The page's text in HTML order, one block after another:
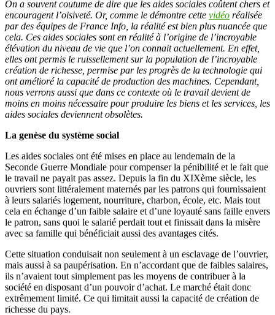
On a souvent coutume de dire que les aides sociales coûtent chers et
encouragent l’oisiveté. Or, comme le démontre cette vidéo réalisée
par des équipes de France Info, la réalité est bien plus nuancée que
cela. Ces aides sociales sont en réalité à l’origine de l’incroyable
élévation du niveau de vie que l’on connait actuellement. En effet,
elles ont permis le ruissellement sur la population de l’incroyable
création de richesse, permise par les progrès de la technologie qui
ont amélioré la capacité de production des machines. Cependant,
nous verrons aussi que dans ce contexte où le travail devient de
moins en moins nécessaire pour produire les biens et les services, les
aides sociales deviennent obsolètes.
La genèse du système social
Les aides sociales ont été mises en place au lendemain de la
Seconde Guerre Mondiale pour compenser la pénibilité et le fait que
le travail ne payait pas assez. Depuis la fin du XIXème siècle, les
ouvriers sont littéralement maternés par les patrons qui fournissaient
à leurs salariés logement, nourriture, charbon, école, etc. Mais tout
cela en échange d’un faible salaire et d’une loyauté sans faille envers
le patron, sans quoi le salarié perdait tout et finissait dans la misère
avec sa famille qui bénéficiait aussi des avantages cités.
Cette situation conduisait non seulement à un esclavage de l’ouvrier,
mais aussi à sa paupérisation. En n’accordant que de faibles salaires,
ils n’avaient tout simplement pas les moyens de contribuer à la
société en disposant d’un pouvoir d’achat. Le marché était donc
extrêmement limité. Ce qui limitait aussi la capacité de création de
richesse du pays.